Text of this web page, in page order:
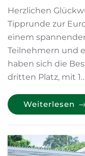
Herzlichen
Tipprunde zur
einem
Teilnehmern und
haben sich die
dritten Platz, mit
Weiterlesen